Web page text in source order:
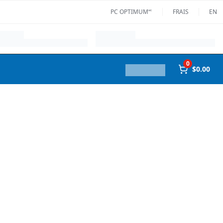
PC OPTIMUM🅪
FRAIS EN
0
$0.00